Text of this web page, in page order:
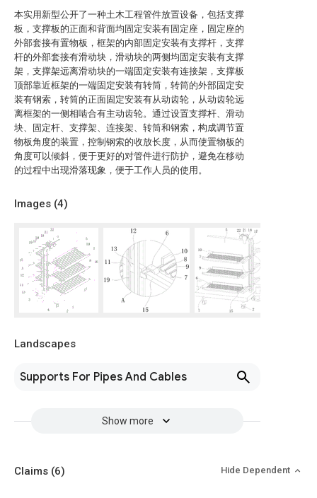
本实用新型公开了一种土木工程管件放置设备，包括支撑
板，支撑板的正面和背面均固定安装有固定座，固定座的
外部套接有置物板，框架的内部固定安装有支撑杆，支撑
杆的外部套接有滑动块，滑动块的两侧均固定安装有支撑
架，支撑架远离滑动块的一端固定安装有连接架，支撑板
顶部靠近框架的一端固定安装有转筒，转筒的外部固定安
装有钢索，转筒的正面固定安装有从动齿轮，从动齿轮远
离框架的一侧相啮合有主动齿轮。通过设置支撑杆、滑动
块、固定杆、支撑架、连接架、转筒和钢索，构成调节置
物板角度的装置，控制钢索的收放长度，从而使置物板的
角度可以倾斜，便于更好的对管件进行防护，避免在移动
的过程中出现滑落现象，便于工作人员的使用。
Images (4)
Landscapes
Supports For Pipes And Cables
Show more
Claims (6) Hide Dependent